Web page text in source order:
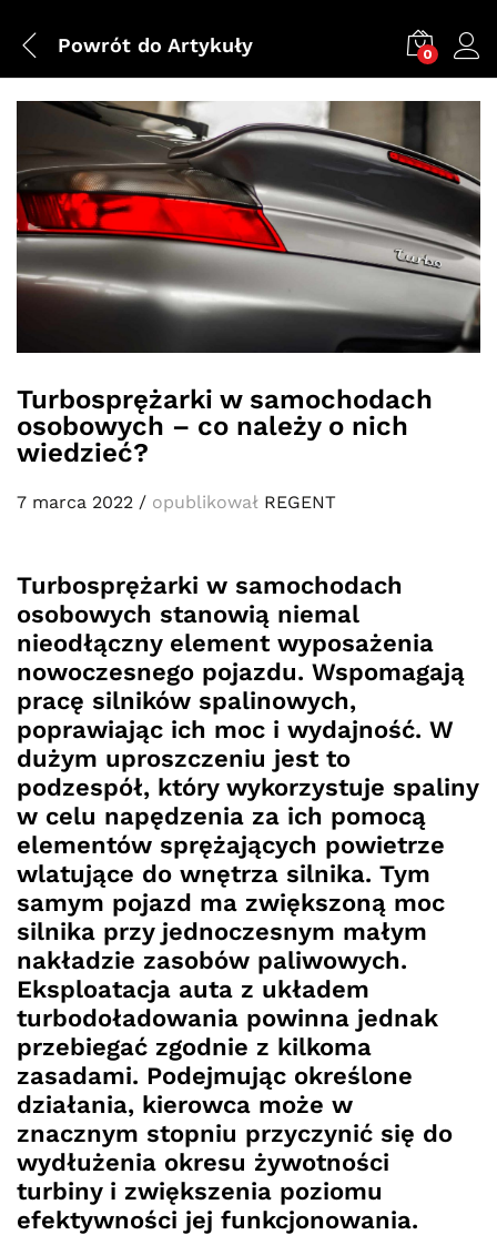
Powrót do Artykuły 0
Turbosprężarki w samochodach
osobowych – co należy o nich
wiedzieć?
7 marca 2022 / opublikował REGENT
Turbosprężarki w samochodach
osobowych stanowią niemal
nieodłączny element wyposażenia
nowoczesnego pojazdu. Wspomagają
pracę silników spalinowych,
poprawiając ich moc i wydajność. W
dużym uproszczeniu jest to
podzespół, który wykorzystuje spaliny
w celu napędzenia za ich pomocą
elementów sprężających powietrze
wlatujące do wnętrza silnika. Tym
samym pojazd ma zwiększoną moc
silnika przy jednoczesnym małym
nakładzie zasobów paliwowych.
Eksploatacja auta z układem
turbodoładowania powinna jednak
przebiegać zgodnie z kilkoma
zasadami. Podejmując określone
działania, kierowca może w
znacznym stopniu przyczynić się do
wydłużenia okresu żywotności
turbiny i zwiększenia poziomu
efektywności jej funkcjonowania.